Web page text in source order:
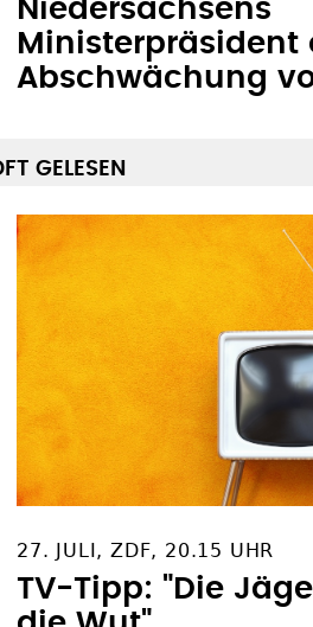
27. JULI, ZDF, 20.15 UHR
TV-Tipp: "Die
die Wut"
SOZIALE NETZWERKE
Facebook